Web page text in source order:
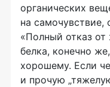
органических
на самочувствие,
«Полный отказ
белка, конечно
хорошему. Если
и прочую